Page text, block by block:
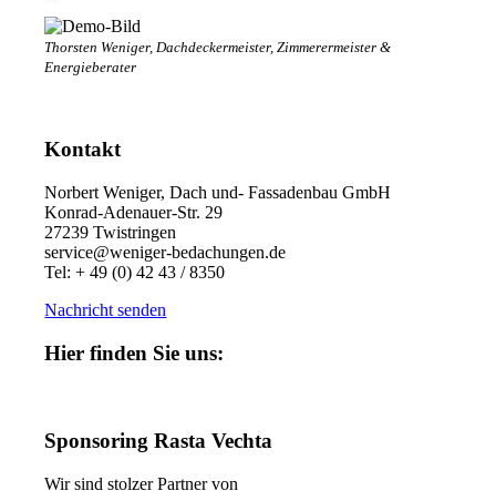
Thorsten Weniger, Dachdeckermeister, Zimmerermeister &
Energieberater
Kontakt
Norbert Weniger, Dach und- Fassadenbau GmbH
Konrad-Adenauer-Str. 29
27239 Twistringen
service@weniger-bedachungen.de
Tel: + 49 (0) 42 43 / 8350
Nachricht senden
Hier finden Sie uns:
Sponsoring Rasta Vechta
Wir sind stolzer Partner von